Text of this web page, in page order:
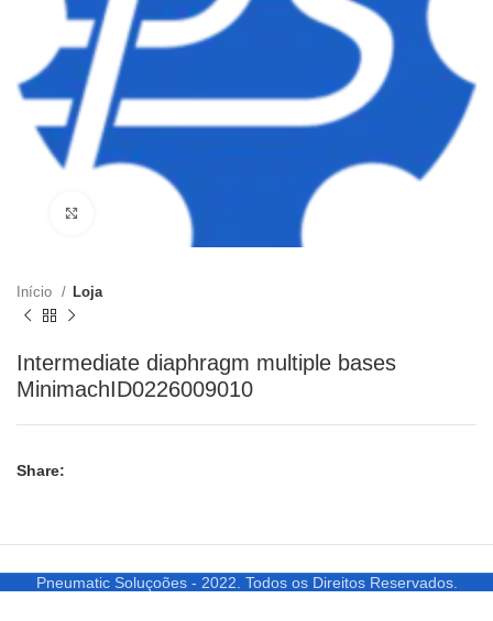
Clique para ampliar
Início Loja
Intermediate diaphragm multiple bases
MinimachID0226009010
Share:
Pneumatic Soluçoões - 2022. Todos os Direitos Reservados.